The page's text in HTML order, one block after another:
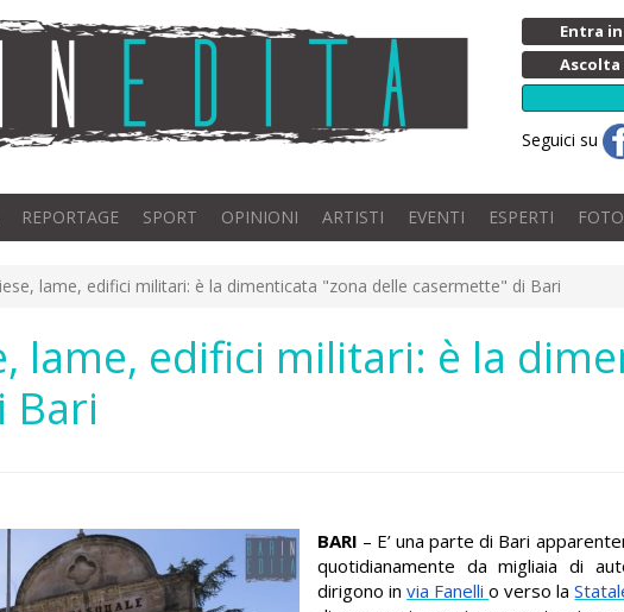
Entra
Seguici su
REPORTAGE SPORT OPINIONI ARTISTI EVENTI ESPERTI
lame, edifici militari: è la dimenticata "zona delle casermette" di Bari
lame, edifici militari: è la
Bari
BARI – E’ una parte di Bari
quotidianamente da migliaia di
dirigono invia Fanellio verso la